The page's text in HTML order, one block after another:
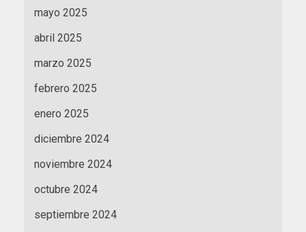
mayo 2025
abril 2025
marzo 2025
febrero 2025
enero 2025
diciembre 2024
noviembre 2024
octubre 2024
septiembre 2024